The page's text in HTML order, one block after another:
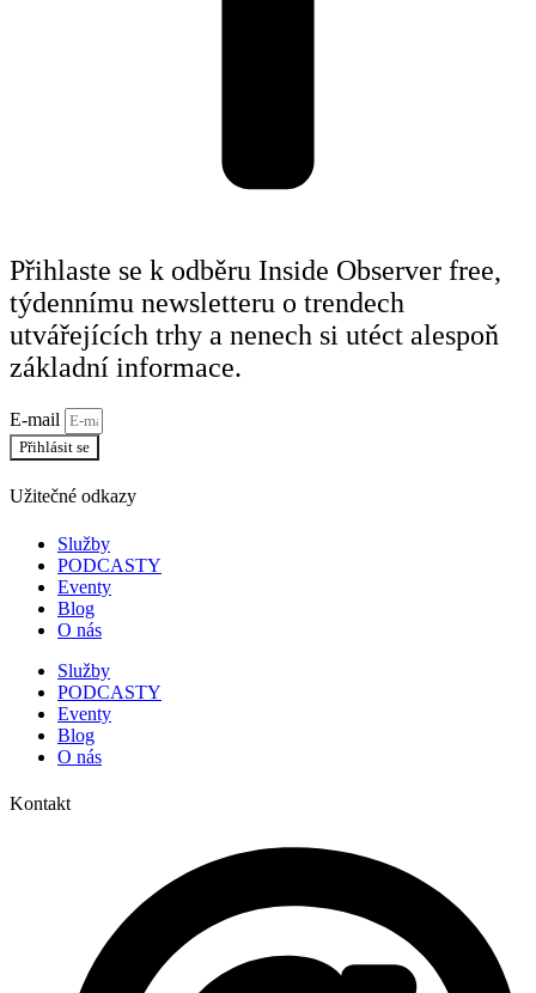
Přihlaste se k odběru Inside Observer free,
týdennímu newsletteru o trendech
utvářejících trhy a nenech si utéct alespoň
základní informace.
E-mail
Přihlásit se
Užitečné odkazy
Služby
PODCASTY
Eventy
Blog
O nás
Služby
PODCASTY
Eventy
Blog
O nás
Kontakt